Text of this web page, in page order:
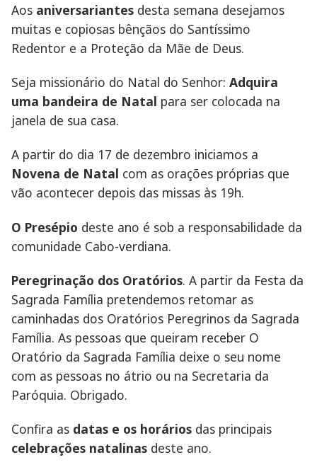
Aos aniversariantes desta semana desejamos
muitas e copiosas bênçãos do Santíssimo
Redentor e a Proteção da Mãe de Deus.
Seja missionário do Natal do Senhor: Adquira
uma bandeira de Natal para ser colocada na
janela de sua casa.
A partir do dia 17 de dezembro iniciamos a
Novena de Natal com as orações próprias que
vão acontecer depois das missas às 19h.
O Presépio deste ano é sob a responsabilidade da
comunidade Cabo-verdiana.
Peregrinação dos Oratórios. A partir da Festa da
Sagrada Família pretendemos retomar as
caminhadas dos Oratórios Peregrinos da Sagrada
Família. As pessoas que queiram receber O
Oratório da Sagrada Família deixe o seu nome
com as pessoas no átrio ou na Secretaria da
Paróquia. Obrigado.
Confira as datas e os horários das principais
celebrações natalinas deste ano.